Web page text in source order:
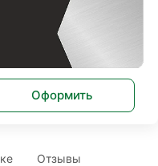
Оформить
Отзывы